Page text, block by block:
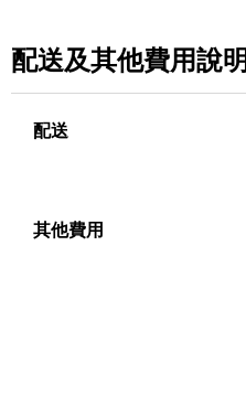
配送及其他費用說明
配送
其他費用